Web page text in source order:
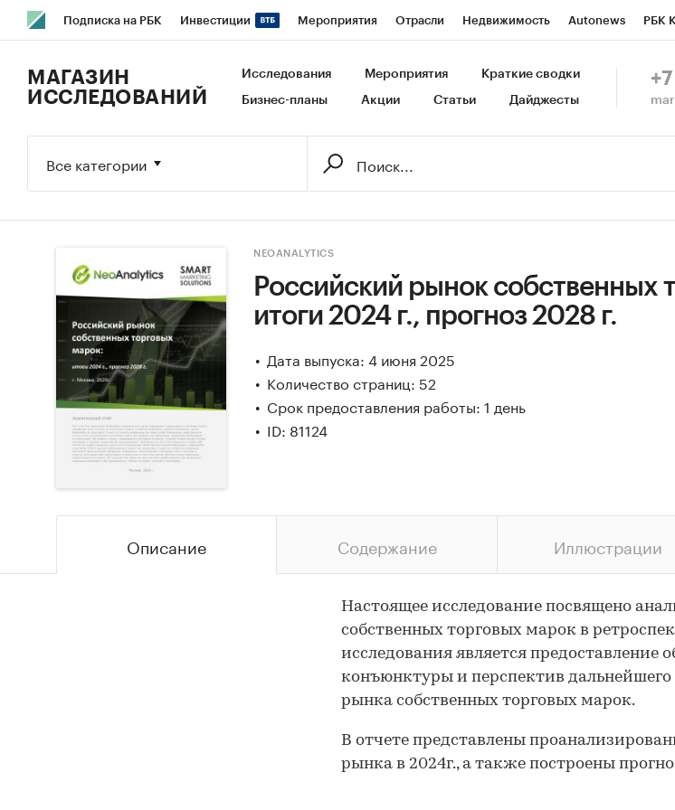
Подписка на РБК Инвестиции Мероприятия Отрасли Недвижимость Autonews РБК
Исследования Кредитные рейтинги Франшизы Газета Спецпроекты СПб Конференции
МАГАЗИН
ИССЛЕДОВАНИЙ
Исследования Мероприятия Краткие сводки
Бизнес-планы Акции Статьи Дайджесты
Все категории
NEOANALYTICS
Российский рынок собственных
итоги 2024 г., прогноз 2028 г.
Дата выпуска: 4 июня 2025
Количество страниц: 52
Срок предоставления работы: 1 день
ID: 81124
Описание Содержание Иллюстрации
Настоящее исследование посвящено
собственных торговых марок в
исследования является предоставление
конъюнктуры и перспектив дальнейшего
рынка собственных торговых марок.
В отчете представлены
рынка в 2024г., а также построены